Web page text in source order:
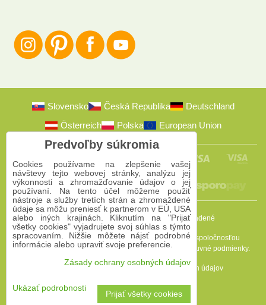
Slovensko Česká Republika
Deutschland
Österreich
Polska European Union
2009-2026 © Bomba s.r.o.Všetky práva vyhradené
Táto stránka je chránená programom reCAPTCHA a spoločnosťou
Google. PlatiaPravidlá ochrany osobných údajov Zmluvné podmienky.
Predvoľby súkromia
Zásady ochrany osobných údajov
Vytvorené pomocou:BiznisWeb.sk
Predvoľby súkromia
Cookies používame na zlepšenie vašej
návštevy tejto webovej stránky, analýzu jej
výkonnosti a zhromažďovanie údajov o jej
používaní. Na tento účel môžeme použiť
nástroje a služby tretích strán a zhromaždené
údaje sa môžu preniesť k partnerom v EÚ, USA
alebo iných krajinách. Kliknutím na "Prijať
všetky cookies" vyjadrujete svoj súhlas s týmto
spracovaním. Nižšie môžete nájsť podrobné
informácie alebo upraviť svoje preferencie.
Zásady ochrany osobných údajov
Ukázať podrobnosti
Prijať všetky cookies